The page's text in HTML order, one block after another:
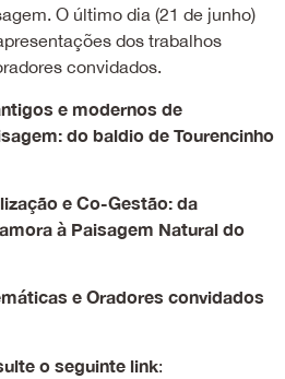
O último dia (21 de junho)
dos trabalhos
convidados.
e modernos de
do baldio de Tourencinho
e Co-Gestão: da
à Paisagem Natural do
e Oradores convidados
o seguinte link: